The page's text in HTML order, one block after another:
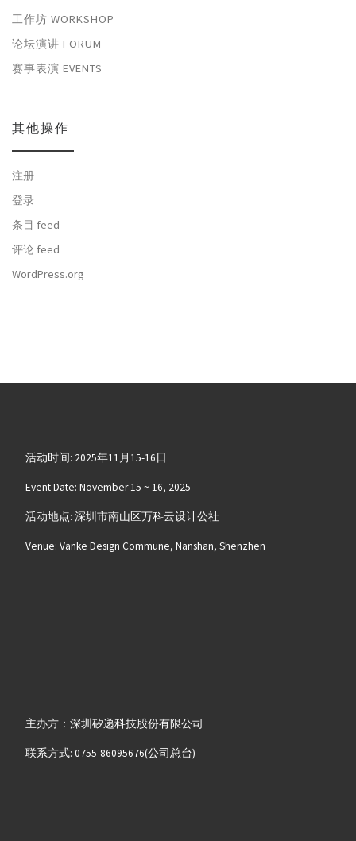
工作坊 WORKSHOP
论坛演讲 FORUM
赛事表演 EVENTS
其他操作
注册
登录
条目 feed
评论 feed
WordPress.org
活动时间: 2025年11月15-16日
Event Date: November 15 ~ 16, 2025
活动地点: 深圳市南山区万科云设计公社
Venue: Vanke Design Commune, Nanshan, Shenzhen
主办方：深圳矽递科技股份有限公司
联系方式: 0755-86095676(公司总台)